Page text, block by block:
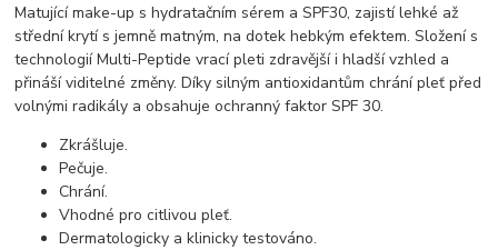
Matující make-up s hydratačním sérem a SPF30, zajistí lehké až
střední krytí s jemně matným, na dotek hebkým efektem. Složení s
technologií Multi-Peptide vrací pleti zdravější i hladší vzhled a
přináší viditelné změny. Díky silným antioxidantům chrání pleť před
volnými radikály a obsahuje ochranný faktor SPF 30.​
Zkrášluje.
Pečuje.
Chrání.
Vhodné pro citlivou pleť.
Dermatologicky a klinicky testováno.